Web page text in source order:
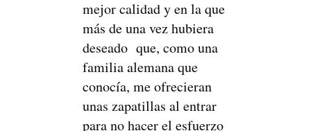
mejor calidad y en la que
más de una vez hubiera
deseado que, como una
familia alemana que
conocía, me ofrecieran
unas zapatillas al entrar
para no hacer el esfuerzo